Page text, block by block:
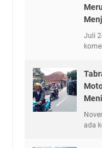
Juli
ada